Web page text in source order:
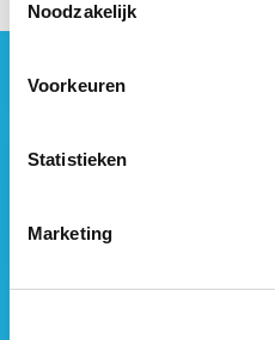
Noodzakelijk
Voorkeuren
Statistieken
Marketing
Wij vatten het laatste
media voor je samen en
vastgoedtrends.